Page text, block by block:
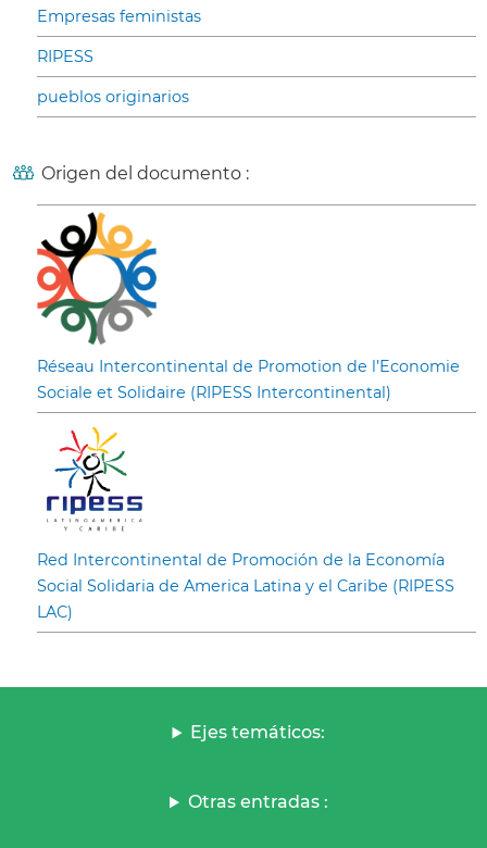
Empresas feministas
RIPESS
pueblos originarios
Origen del documento :
Réseau Intercontinental de Promotion de l’Economie
Sociale et Solidaire (RIPESS Intercontinental)
Red Intercontinental de Promoción de la Economía
Social Solidaria de America Latina y el Caribe (RIPESS
LAC)
Ejes temáticos:
Otras entradas :